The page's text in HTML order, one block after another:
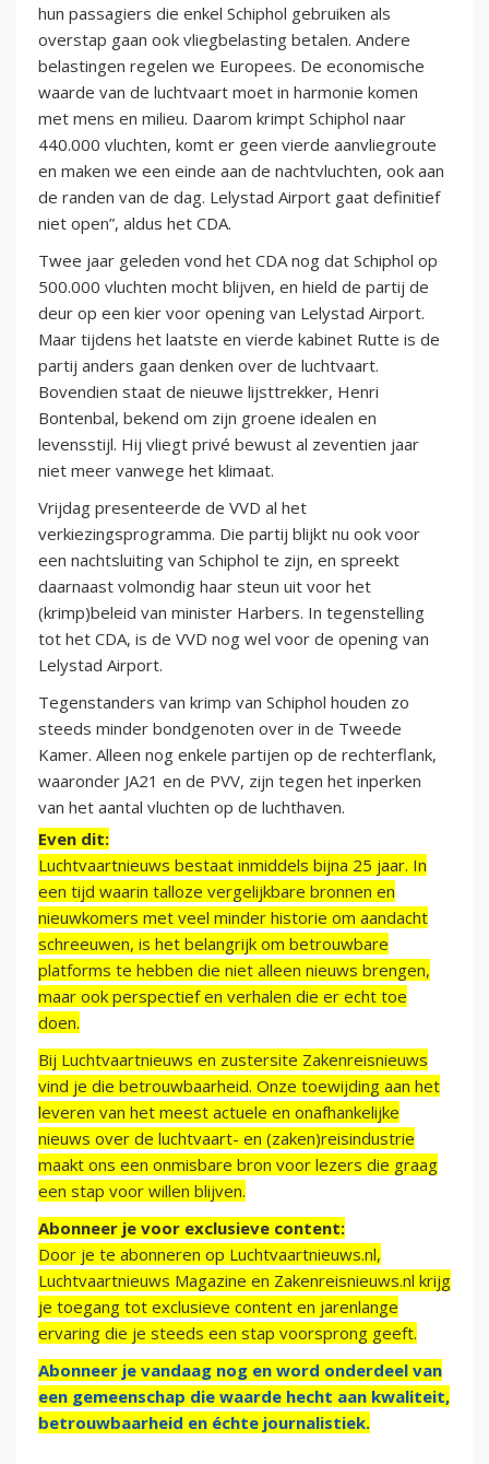
hun passagiers die enkel Schiphol gebruiken als
overstap gaan ook vliegbelasting betalen. Andere
belastingen regelen we Europees. De economische
waarde van de luchtvaart moet in harmonie komen
met mens en milieu. Daarom krimpt Schiphol naar
440.000 vluchten, komt er geen vierde aanvliegroute
en maken we een einde aan de nachtvluchten, ook aan
de randen van de dag. Lelystad Airport gaat definitief
niet open”, aldus het CDA.
Twee jaar geleden vond het CDA nog dat Schiphol op
500.000 vluchten mocht blijven, en hield de partij de
deur op een kier voor opening van Lelystad Airport.
Maar tijdens het laatste en vierde kabinet Rutte is de
partij anders gaan denken over de luchtvaart.
Bovendien staat de nieuwe lijsttrekker, Henri
Bontenbal, bekend om zijn groene idealen en
levensstijl. Hij vliegt privé bewust al zeventien jaar
niet meer vanwege het klimaat.
Vrijdag presenteerde de VVD al het
verkiezingsprogramma. Die partij blijkt nu ook voor
een nachtsluiting van Schiphol te zijn, en spreekt
daarnaast volmondig haar steun uit voor het
(krimp)beleid van minister Harbers. In tegenstelling
tot het CDA, is de VVD nog wel voor de opening van
Lelystad Airport.
Tegenstanders van krimp van Schiphol houden zo
steeds minder bondgenoten over in de Tweede
Kamer. Alleen nog enkele partijen op de rechterflank,
waaronder JA21 en de PVV, zijn tegen het inperken
van het aantal vluchten op de luchthaven.
Even dit:
Luchtvaartnieuws bestaat inmiddels bijna 25 jaar. In
een tijd waarin talloze vergelijkbare bronnen en
nieuwkomers met veel minder historie om aandacht
schreeuwen, is het belangrijk om betrouwbare
platforms te hebben die niet alleen nieuws brengen,
maar ook perspectief en verhalen die er echt toe
doen.
Bij Luchtvaartnieuws en zustersite Zakenreisnieuws
vind je die betrouwbaarheid. Onze toewijding aan het
leveren van het meest actuele en onafhankelijke
nieuws over de luchtvaart- en (zaken)reisindustrie
maakt ons een onmisbare bron voor lezers die graag
een stap voor willen blijven.
Abonneer je voor exclusieve content:
Door je te abonneren op Luchtvaartnieuws.nl,
Luchtvaartnieuws Magazine en Zakenreisnieuws.nl krijg
je toegang tot exclusieve content en jarenlange
ervaring die je steeds een stap voorsprong geeft.
Abonneer je vandaag nog en word onderdeel van
een gemeenschap die waarde hecht aan kwaliteit,
betrouwbaarheid en échte journalistiek.